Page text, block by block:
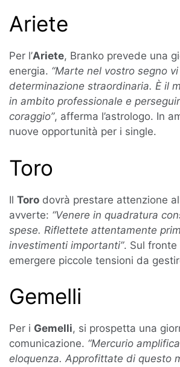
Ariete
Per l’Ariete, Branko prevede una
energia. “Marte nel vostro segno
determinazione straordinaria. È il
in ambito professionale e
coraggio”, afferma l’astrologo. In
nuove opportunità per i single.
Toro
Il Toro dovrà prestare attenzione
avverte: “Venere in quadratura
spese. Riflettete attentamente
investimenti importanti”. Sul
emergere piccole tensioni da
Gemelli
Per i Gemelli, si prospetta una
comunicazione. “Mercurio
eloquenza. Approfittate di questo